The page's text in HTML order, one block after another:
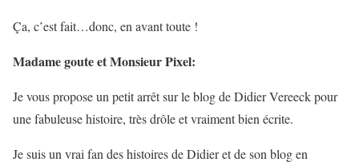
Ça, c’est fait…donc, en avant toute !
Madame goute et Monsieur Pixel:
Je vous propose un petit arrêt sur le blog de Didier Vereeck pour
une fabuleuse histoire, très drôle et vraiment bien écrite.
Je suis un vrai fan des histoires de Didier et de son blog en